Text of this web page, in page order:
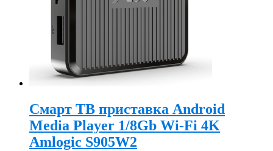
Смарт ТВ приставка Android
Media Player 1/8Gb Wi-Fi 4K
Amlogic S905W2